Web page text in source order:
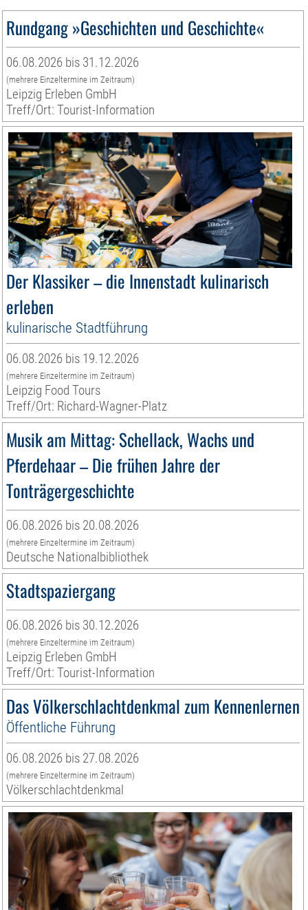
Rundgang »Geschichten und Geschichte«
06.08.2026 bis 31.12.2026
(mehrere Einzeltermine im Zeitraum)
Leipzig Erleben GmbH
Treff/Ort: Tourist-Information
Der Klassiker – die Innenstadt kulinarisch
erleben
kulinarische Stadtführung
06.08.2026 bis 19.12.2026
(mehrere Einzeltermine im Zeitraum)
Leipzig Food Tours
Treff/Ort: Richard-Wagner-Platz
Musik am Mittag: Schellack, Wachs und
Pferdehaar – Die frühen Jahre der
Tonträgergeschichte
06.08.2026 bis 20.08.2026
(mehrere Einzeltermine im Zeitraum)
Deutsche Nationalbibliothek
Stadtspaziergang
06.08.2026 bis 30.12.2026
(mehrere Einzeltermine im Zeitraum)
Leipzig Erleben GmbH
Treff/Ort: Tourist-Information
Das Völkerschlachtdenkmal zum Kennenlernen
Öffentliche Führung
06.08.2026 bis 27.08.2026
(mehrere Einzeltermine im Zeitraum)
Völkerschlachtdenkmal